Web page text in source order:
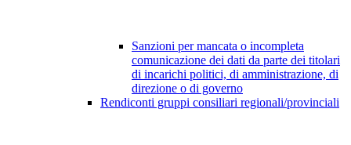
Sanzioni per mancata o incompleta
comunicazione dei dati da parte dei titolari
di incarichi politici, di amministrazione, di
direzione o di governo
Rendiconti gruppi consiliari regionali/provinciali